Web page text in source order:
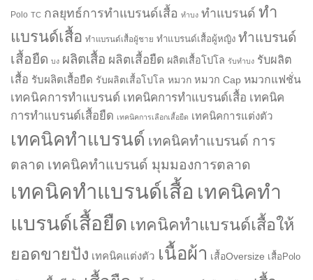
Polo TC กลยุทธ์การทำแบรนด์เสื้อ ทำบง ทำแบรนด์ ทำ
แบรนด์เสื้อ ทำแบรนด์เสื้อผู้ชาย ทำแบรนด์เสื้อผู้หญิง ทำแบรนด์
เสื้อยืด บง ผลิตเสื้อ ผลิตเสื้อยืด ผลิตเสื้อโปโล รับทำบง รับผลิต
เสื้อ รับผลิตเสื้อยืด รับผลิตเสื้อโปโล หมวก หมวก Cap หมวกแฟชั่น
เทคนิคการทำแบรนด์ เทคนิคการทำแบรนด์เสื้อ เทคนิค
การทำแบรนด์เสื้อยืด เทคนิคการเลือกเสื้อยืด เทคนิคการแต่งตัว
เทคนิคทำแบรนด์ เทคนิคทำแบรนด์ การ
ตลาด เทคนิคทำแบรนด์ มุมมองการตลาด
เทคนิคทำแบรนด์เสื้อ เทคนิคทำ
แบรนด์เสื้อยืด เทคนิคทำแบรนด์เสื้อให้
ยอดขายปัง เทคนิคแต่งตัว เนื้อผ้า เสื้อOversize เสื้อPolo